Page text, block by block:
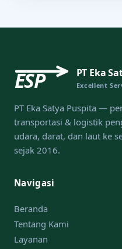
ESP PT Eka
Excellent
PT Eka Satya Puspita —
transportasi & logistik
udara, darat, dan laut ke
sejak 2016.
Navigasi
Beranda
Tentang Kami
Layanan